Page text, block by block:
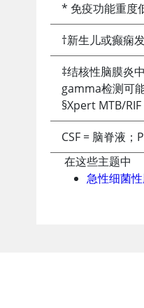
* 免疫功能重度
†新生儿或癫痫
‡结核性脑膜炎
gamma检测可
§Xpert MTB/
CSF = 脑脊液；
在这些主题中
急性细菌